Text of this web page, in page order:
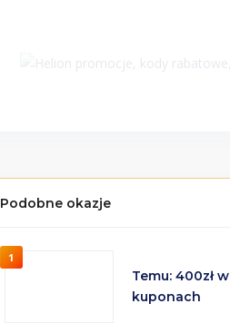
Podobne okazje
1
Temu: 400zł w
kuponach